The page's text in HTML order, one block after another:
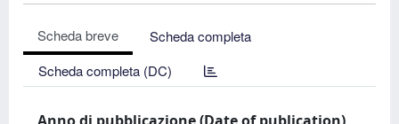
Scheda breve
Scheda completa
Scheda completa (DC)